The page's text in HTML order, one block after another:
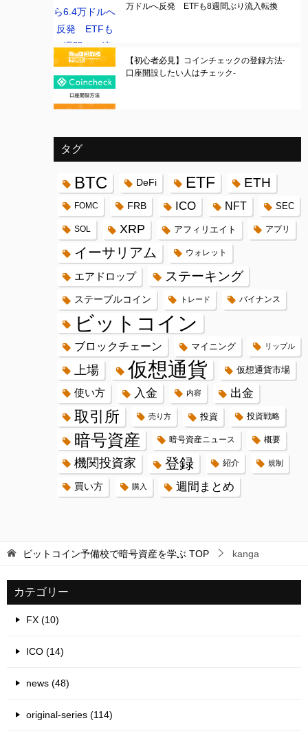
万ドルへ反発 ETFも8週間ぶり流入転換
【初心者必見】コインチェックの登録方法-
口座開設したい人はチェック-
タグ
BTC DeFi ETF ETH
FOMC FRB ICO NFT SEC
SOL XRP アフィリエイト アプリ
イーサリアム ウォレット
エアドロップ ステーキング
ステーブルコイン トレード バイナンス
ビットコイン
ブロックチェーン マイニング リップル
上場 仮想通貨 仮想通貨市場
使い方 入金 内容 出金
取引所 売り方 投資 投資戦略
暗号資産 暗号資産ニュース 概要
機関投資家 登録 紹介 規制
買い方 購入 週間まとめ
ビットコイン予備校で暗号資産を学ぶ TOP kanga
カテゴリー
FX (10)
ICO (14)
news (48)
original-series (114)